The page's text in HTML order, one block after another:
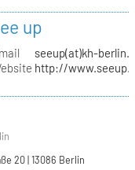
up
seeup(at)kh-
http://
20 | 13086 Berlin